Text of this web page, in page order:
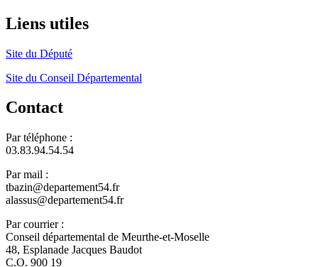
Liens utiles
Site du Député
Site du Conseil Départemental
Contact
Par téléphone :
03.83.94.54.54
Par mail :
tbazin@departement54.fr
alassus@departement54.fr
Par courrier :
Conseil départemental de Meurthe-et-Moselle
48, Esplanade Jacques Baudot
C.O. 900 19